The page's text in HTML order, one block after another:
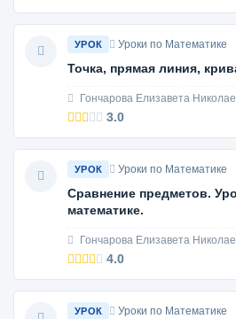
УРОК Уроки по Математике
Точка, прямая линия,
Гончарова Елизавета
3.0
УРОК Уроки по Математике
Сравнение предметов.
математике.
Гончарова Елизавета
4.0
УРОК Уроки по Математике